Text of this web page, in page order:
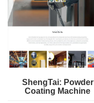
ShengTai: Powder
Coating Machine